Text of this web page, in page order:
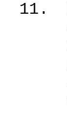
11.